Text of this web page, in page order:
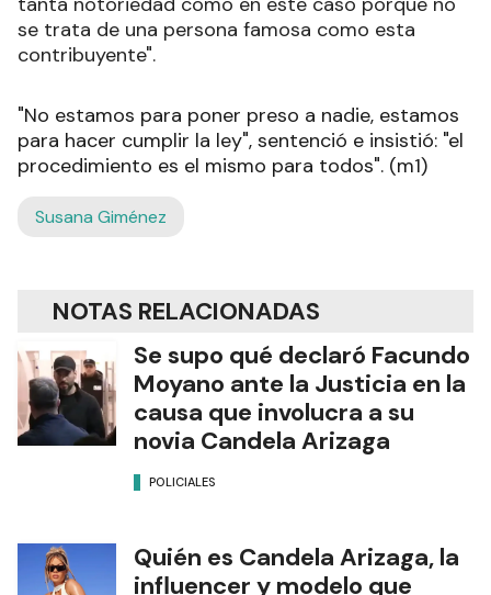
se trata de una persona famosa como esta
contribuyente".
"No estamos para poner preso a nadie, estamos
para hacer cumplir la ley", sentenció e insistió: "el
procedimiento es el mismo para todos". (m1)
Susana Giménez
NOTAS RELACIONADAS
Se supo qué declaró Facundo
Moyano ante la Justicia en la
causa que involucra a su
novia Candela Arizaga
POLICIALES
Quién es Candela Arizaga, la
influencer y modelo que